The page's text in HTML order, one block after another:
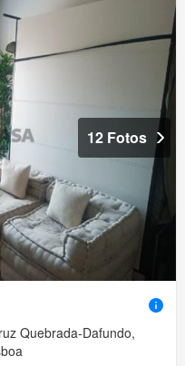
12 Fotos
Quebrada-Dafundo,